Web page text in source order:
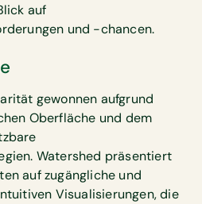
auf
und -chancen.
gewonnen aufgrund
Oberfläche und dem
Watershed präsentiert
auf zugängliche und
Visualisierungen, die